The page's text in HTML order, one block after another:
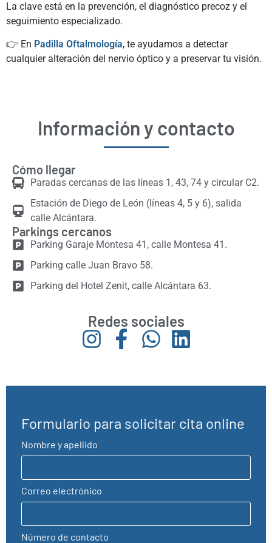
La clave está en la prevención, el diagnóstico precoz y el
seguimiento especializado.
👉 En Padilla Oftalmología, te ayudamos a detectar
cualquier alteración del nervio óptico y a preservar tu visión.
Información y contacto
Cómo llegar
Paradas cercanas de las líneas 1, 43, 74 y circular C2.
Estación de Diego de León (líneas 4, 5 y 6), salida
calle Alcántara.
Parkings cercanos
Parking Garaje Montesa 41, calle Montesa 41.
Parking calle Juan Bravo 58.
Parking del Hotel Zenit, calle Alcántara 63.
Redes sociales
Formulario para solicitar cita online
Nombre y apellido
Correo electrónico
Número de contacto